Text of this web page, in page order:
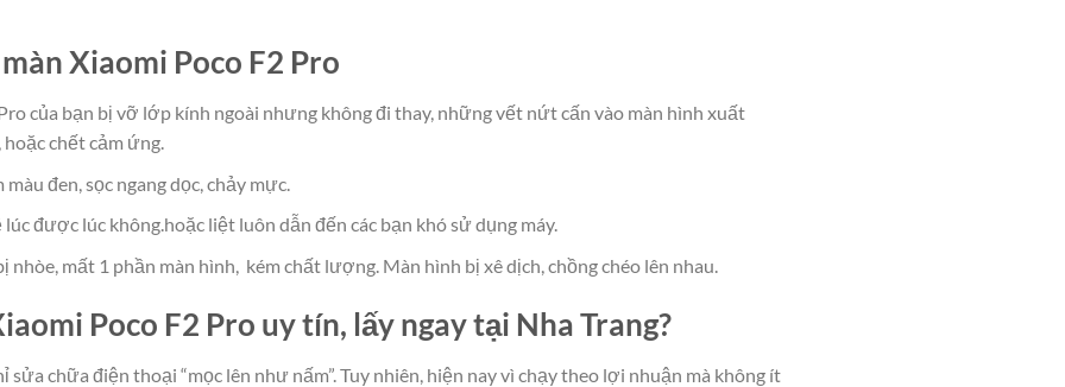
Xiaomi Poco F2 Pro
của bạn bị vỡ lớp kính ngoài nhưng không đi thay, những vết nứt cấn vào màn hình xuất
chết cảm ứng.
đen, sọc ngang dọc, chảy mực.
lúc được lúc không.hoặc liệt luôn dẫn đến các bạn khó sử dụng máy.
nhòe, mất 1 phần màn hình, kém chất lượng. Màn hình bị xê dịch, chồng chéo lên nhau.
Poco F2 Pro uy tín, lấy ngay tại Nha Trang?
sửa chữa điện thoại “mọc lên như nấm”. Tuy nhiên, hiện nay vì chạy theo lợi nhuận mà không ít